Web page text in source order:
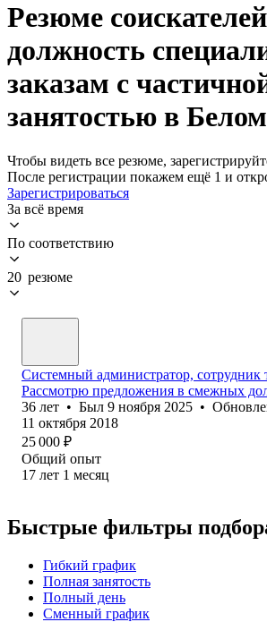
Резюме
должность
заказам с
занятостью в
Чтобы видеть все резюме,
После регистрации покажем ещё 1 и
Зарегистрироваться
За всё время
По соответствию
20 резюме
Системный администратор, сотрудник
Рассмотрю предложения в смежных
36 лет • Был 9 ноября 2025 •
11 октября 2018
25 000 ₽
Общий опыт
17 лет 1 месяц
Быстрые фильтры
Гибкий график
Полная занятость
Полный день
Сменный график